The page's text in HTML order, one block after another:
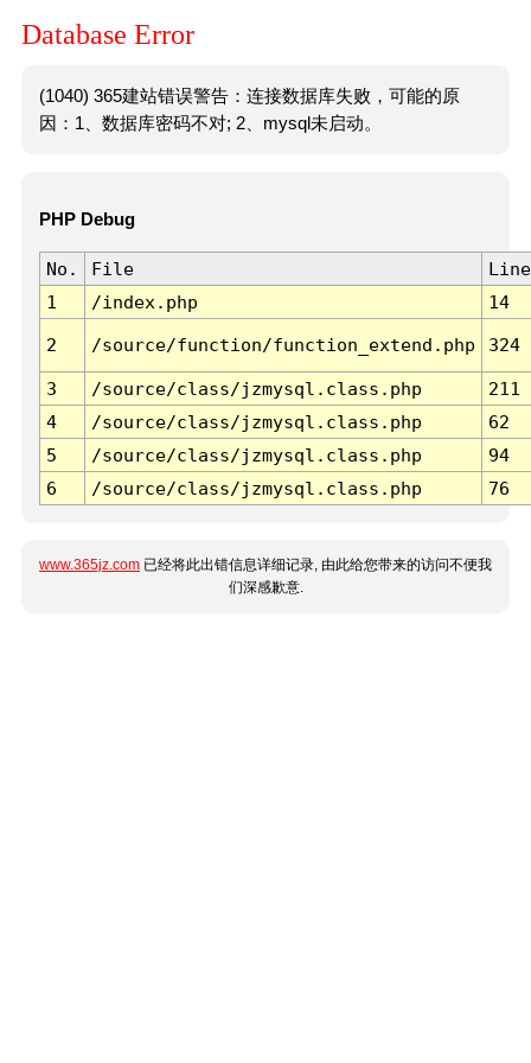
Database Error
(1040) 365建站错误警告：连接数据库失败，可能的原
因：1、数据库密码不对; 2、mysql未启动。
PHP Debug
No. File
Line
1
/index.php 14
2 /source/function/function_extend.php 324
3 /source/class/jzmysql.class.php
211
4
/source/class/jzmysql.class.php
62
5
/source/class/jzmysql.class.php
94
6
/source/class/jzmysql.class.php 76
www.365jz.com 已经将此出错信息详细记录, 由此给您带来的访问不便我
们深感歉意.